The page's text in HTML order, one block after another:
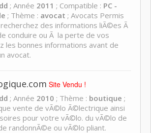
; Année 2011 ; Compatible : PC -
; Thème : avocat ; Avocats Permis
des informations liÃ©es Ã
conduire ou Ã la perte de vos
les bonnes informations avant de
avocat.
Site Vendu !
; Année 2010 ; Thème : boutique ;
vente de vÃ©lo Ã©lectrique ainsi
pour votre vÃ©lo. du vÃ©lo de
randonnÃ©e ou vÃ©lo pliant.